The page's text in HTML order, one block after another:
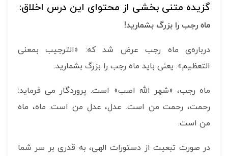
گزیده متنی بخشی از محتوای این درس اخلاق:
ماه رجب را بزرگ بشمارید!
درباره‌ی ماه رجب عرض شد که: «الترجیب بمعنی
التعظیم». یعنی باید ماه رجب را بزرگ بشمارید.
ماه رجب، «شهر الله اصب» است. پروردگار می فرماید:
رحمت، رحمت من است. عدل، عدل من است. ماه، ماه
من است.
در صورت تبعیت از دستورات الهی، به قدری بر سر شما